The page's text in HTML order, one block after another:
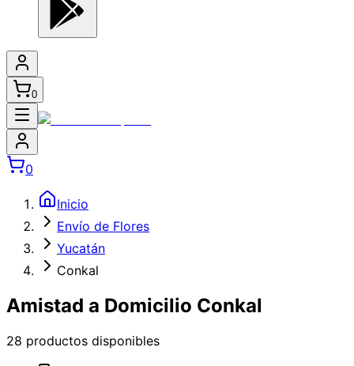
0
0
Inicio
Envío de Flores
Yucatán
Conkal
Amistad a Domicilio Conkal
28 productos disponibles